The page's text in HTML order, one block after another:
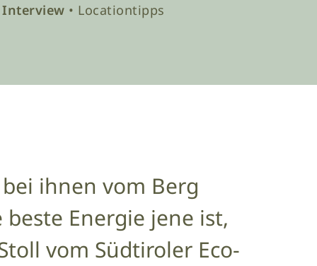
Interview • Locationtipps
ihnen vom Berg
Energie jene ist,
vom Südtiroler Eco-